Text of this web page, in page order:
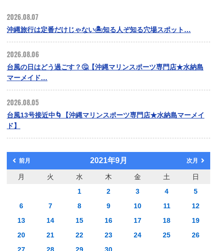
2026.08.07
沖縄旅行は定番だけじゃない🏝️知る人ぞ知る穴場スポット…
2026.08.06
台風の日はどう過ごす？🤔【沖縄マリンスポーツ専門店★水納島
マーメイド…
2026.08.05
台風13号接近中🌀【沖縄マリンスポーツ専門店★水納島マーメイ
ド】
前月 2021年9月 次月
月 火 水 木 金 土
日
1
2 3 4
5
6
7 8 9 10 11
12
13
14 15 16 17 18
19
20
21 22 23 24 25
26
27
28 29 30